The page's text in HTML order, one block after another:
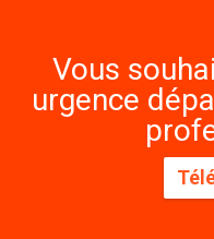
Vous
urgence